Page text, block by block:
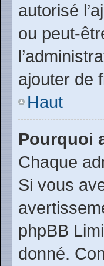
autorisé
ou peut-
ajouter de
Haut
Pourquoi
Chaque
Si vous
phpBB
donné.